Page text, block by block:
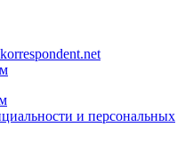
и персональных